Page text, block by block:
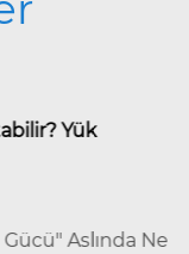
Yük
Aslında Ne